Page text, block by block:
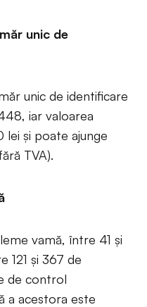
unic de
unic de identificare
iar valoarea
lei și poate ajunge
TVA).
vamă, între 41 și
121 și 367 de
de control
a acestora este